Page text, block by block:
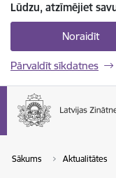
Lūdzu, atzīmējiet
Noraidīt
Pārvaldīt sīkdatnes
Sākums Aktualitātes